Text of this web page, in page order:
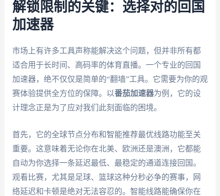
解锁限制的关键：选择对的回国
加速器
市场上有许多工具声称能解决这个问题，但并非所有都
适合用于长时间、高码率的体育直播。一个专业的回国
加速器，绝不仅仅是简单的“翻墙”工具。它需要为你的观
赛体验提供全方位的保障。以番茄加速器为例，它的设
计理念正是为了应对我们此刻面临的困境。
首先，它的全球节点分布和智能推荐最优线路功能至关
重要。这意味着无论你在北美、欧洲还是澳洲，它都能
自动为你选择一条延迟最低、最稳定的通道连接回国。
观看比赛，尤其是足球、篮球这种分秒必争的赛事，网
络延迟和卡顿是绝对无法容忍的。智能线路能确保你在